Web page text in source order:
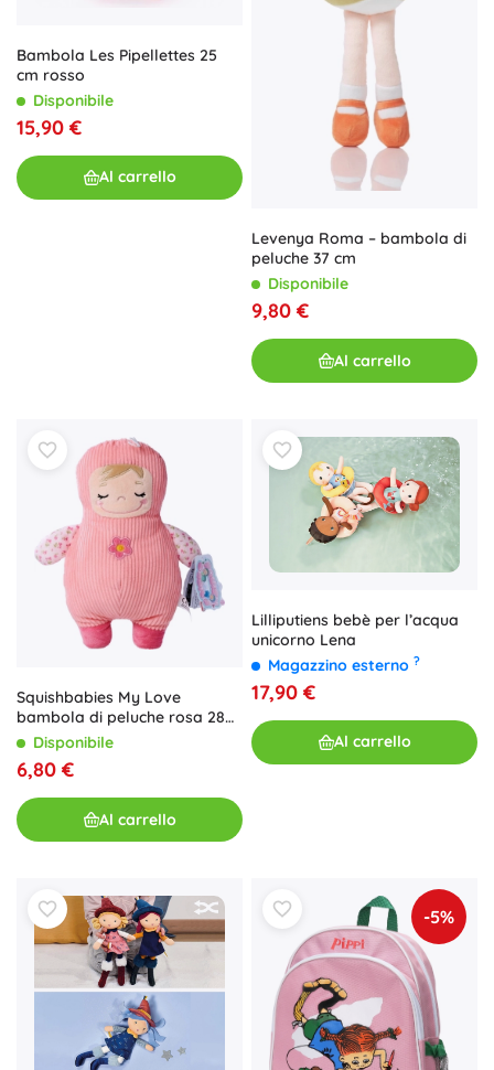
Bambola Les Pipellettes 25
cm rosso
Disponibile
15,90 €
Al carrello
Levenya Roma – bambola di
peluche 37 cm
Disponibile
9,80 €
Al carrello
Squishbabies My Love
bambola di peluche rosa 28
cmDisponibile
6,80 €
Al carrello
Lilliputiens bebè per l’acqua
unicorno Lena
Magazzino esterno ?
17,90 €
Al carrello
-5%